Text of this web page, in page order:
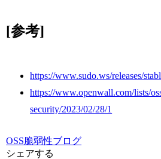
[参考]
https://www.sudo.ws/releases/
https://www.openwall.com/lists/
security/2023/02/28/1
OSS脆弱性ブログ
シェアする